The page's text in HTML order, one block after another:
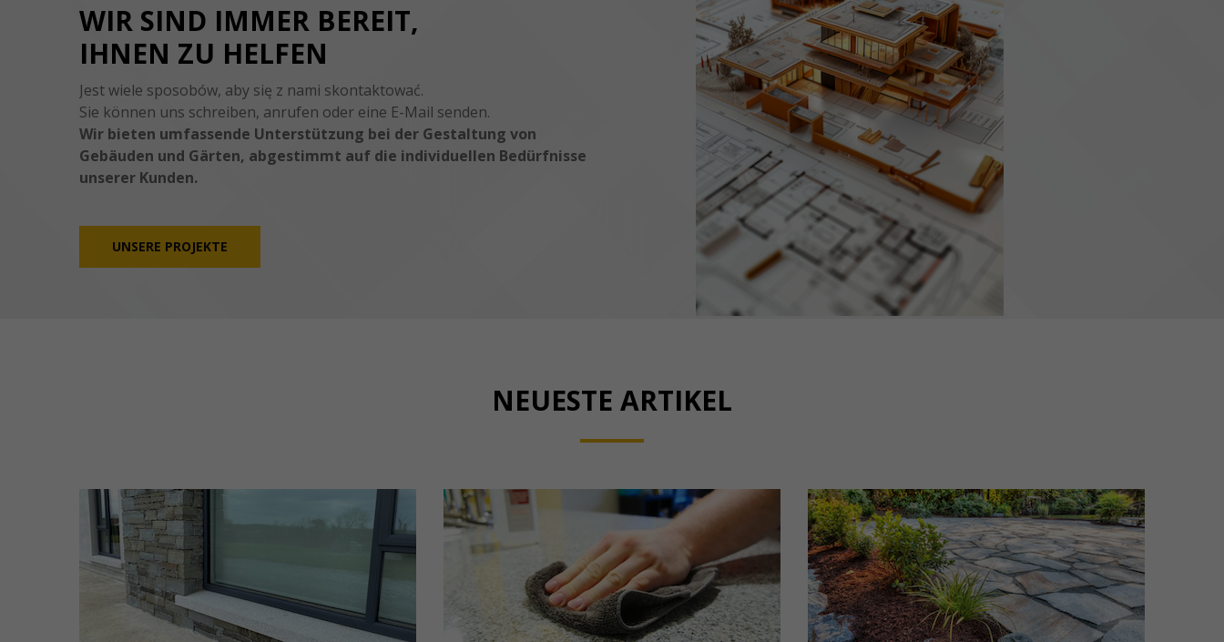
WIR SIND IMMER BEREIT,
IHNEN ZU HELFEN
Jest wiele sposobów, aby się z nami skontaktować.
Sie können uns schreiben, anrufen oder eine E-Mail senden.
Wir bieten umfassende Unterstützung bei der Gestaltung von
Gebäuden und Gärten, abgestimmt auf die individuellen Bedürfnisse
unserer Kunden.
UNSERE PROJEKTE
NEUESTE ARTIKEL